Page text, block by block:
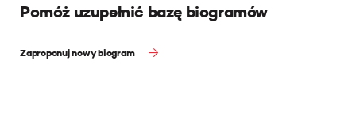
Pomóż uzupełnić bazę biogramów
Zaproponuj nowy biogram